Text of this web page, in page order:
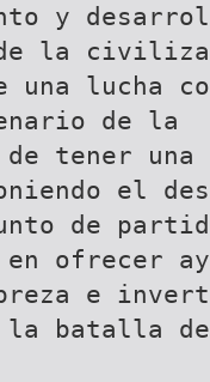
y
la
una lucha
de la
tener una
el
de
ofrecer
e
la batalla